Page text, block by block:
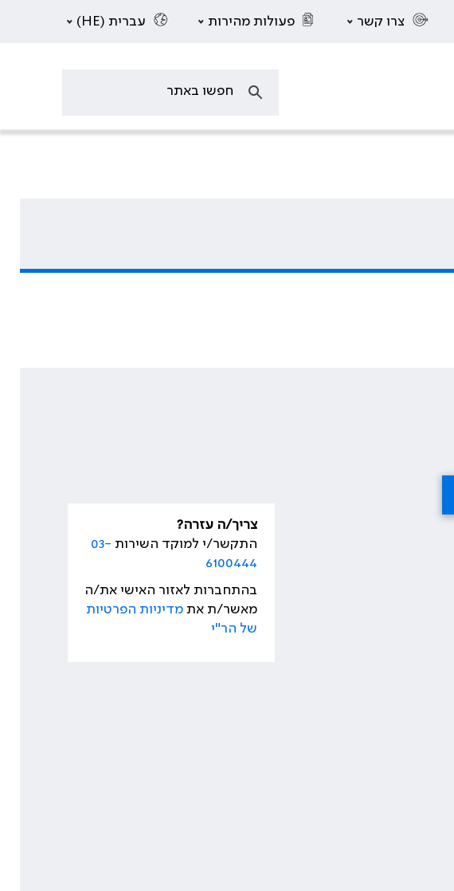
צרו קשר פעולות מהירות עברית (HE)
צריך/ה עזרה?
התקשר/י למוקד השירות 03-
6100444
בהתחברות לאזור האישי את/ה
מאשר/ת אתמדיניות הפרטיות
של הר"י